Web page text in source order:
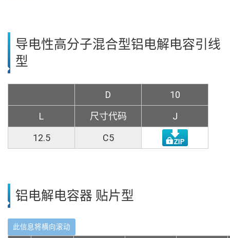
导电性高分子混合型铝电解电容引线
型
D
10
L
尺寸代码
J
12.5
C5
铝电解电容器 贴片型